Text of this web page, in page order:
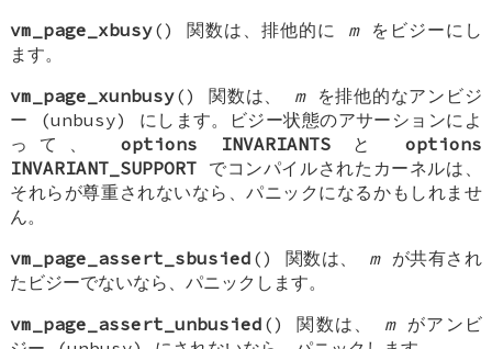
vm_page_xbusy() 関数は、排他的に mをビジーにし
ます。
vm_page_xunbusy() 関数は、 mを排他的なアンビジ
ー (unbusy) にします。ビジー状態のアサーションによ
って、 options INVARIANTSと options
INVARIANT_SUPPORT でコンパイルされたカーネルは、
それらが尊重されないなら、パニックになるかもしれませ
ん。
vm_page_assert_sbusied () 関数は、 mが共有され
たビジーでないなら、パニックします。
vm_page_assert_unbusied () 関数は、 mがアンビ